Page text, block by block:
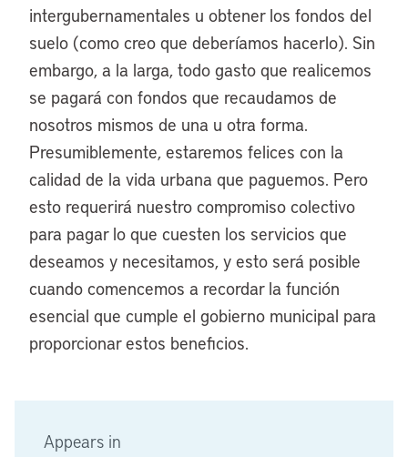
Appears in
intergubernamentales u obtener los fondos del
suelo (como creo que deberíamos hacerlo). Sin
embargo, a la larga, todo gasto que realicemos
se pagará con fondos que recaudamos de
nosotros mismos de una u otra forma.
Presumiblemente, estaremos felices con la
calidad de la vida urbana que paguemos. Pero
esto requerirá nuestro compromiso colectivo
para pagar lo que cuesten los servicios que
deseamos y necesitamos, y esto será posible
cuando comencemos a recordar la función
esencial que cumple el gobierno municipal para
proporcionar estos beneficios.